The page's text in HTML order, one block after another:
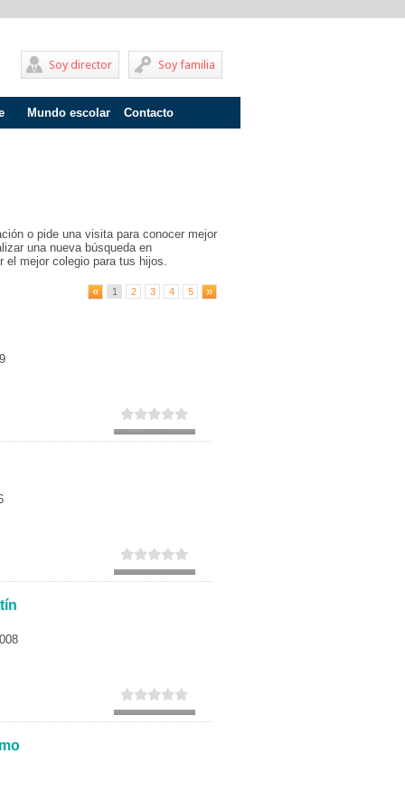
Soy familia
Soy director
Mundo escolar
Fracaso escolar
Acoso escolar
Contacto
o pide una visita para conocer mejor
una nueva búsqueda en
el mejor colegio para tus hijos.
1 2 3 4 5